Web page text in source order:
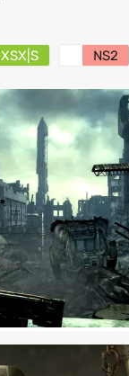
XSX|S NS2